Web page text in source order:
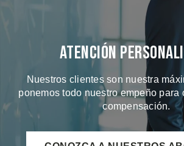
Atención
Nuestros clientes son nuestra
ponemos todo nuestro empeño para
compensación.